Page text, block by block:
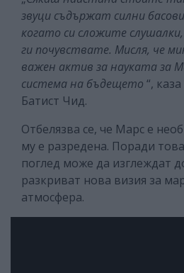
звуци съдържат силни
когато си сложите
ги почувствате. Мисля, че
важен актив за науката за
система на бъдещето “,
Батист Чид.
Отбелязва се, че Марс е
му е разредена. Поради
поглед може да изглеждат
разкриват нова визия за
атмосфера.